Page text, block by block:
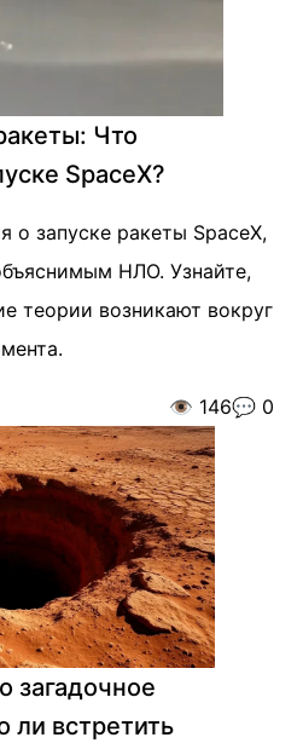
Что
SpaceX?
о запуске ракеты SpaceX,
НЛО. Узнайте,
теории возникают вокруг
👁️ 146💬 0
загадочное
ли встретить